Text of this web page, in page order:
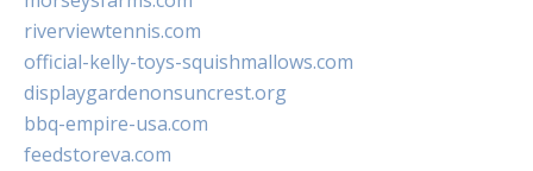
riverviewtennis.com
official-kelly-toys-squishmallows.com
displaygardenonsuncrest.org
bbq-empire-usa.com
feedstoreva.com